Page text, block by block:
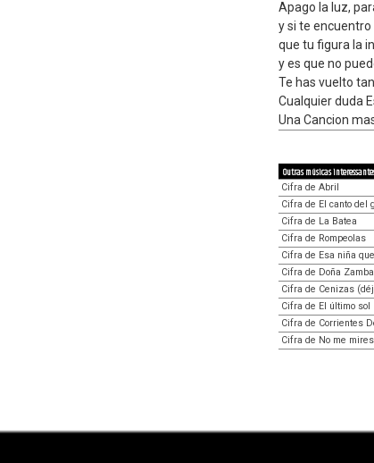
Apago la luz,
y si te
que tu figura la
y es que no
Te has vuelto
Cualquier duda
Una Cancion
Outras músicas
Cifra de Abril
Cifra de El canto del
Cifra de La Batea
Cifra de Rompeolas
Cifra de Esa niña
Cifra de Doña Zamba
Cifra de Cenizas
Cifra de El último sol
Cifra de Corrientes
Cifra de No me mires